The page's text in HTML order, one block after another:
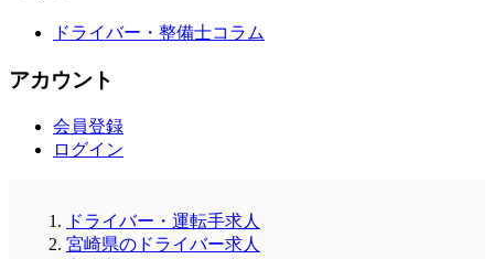
ドライバー・整備士コラム
アカウント
会員登録
ログイン
ドライバー・運転手求人
宮崎県のドライバー求人